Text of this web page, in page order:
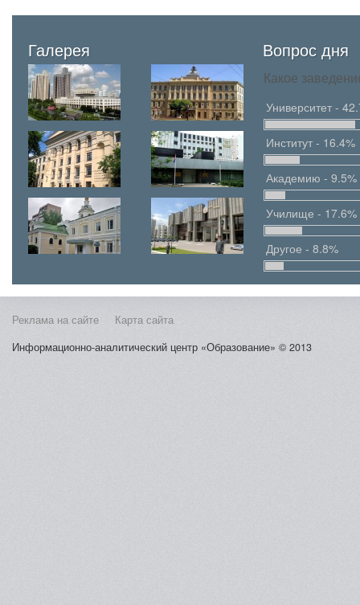
Галерея Вопрос дня
Какое
Университет -
Институт - 16.4%
Академию - 9.5%
Училище - 17.6%
Другое - 8.8%
Реклама на сайте
Карта сайта
Информационно-аналитический центр «Образование» © 2013